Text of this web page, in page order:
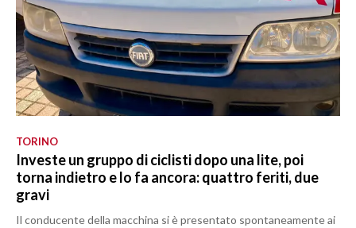
TORINO
Investe un gruppo di ciclisti dopo una lite, poi
torna indietro e lo fa ancora: quattro feriti, due
gravi
Il conducente della macchina si è presentato spontaneamente ai